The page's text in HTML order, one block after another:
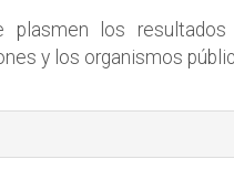
los
y los organismos